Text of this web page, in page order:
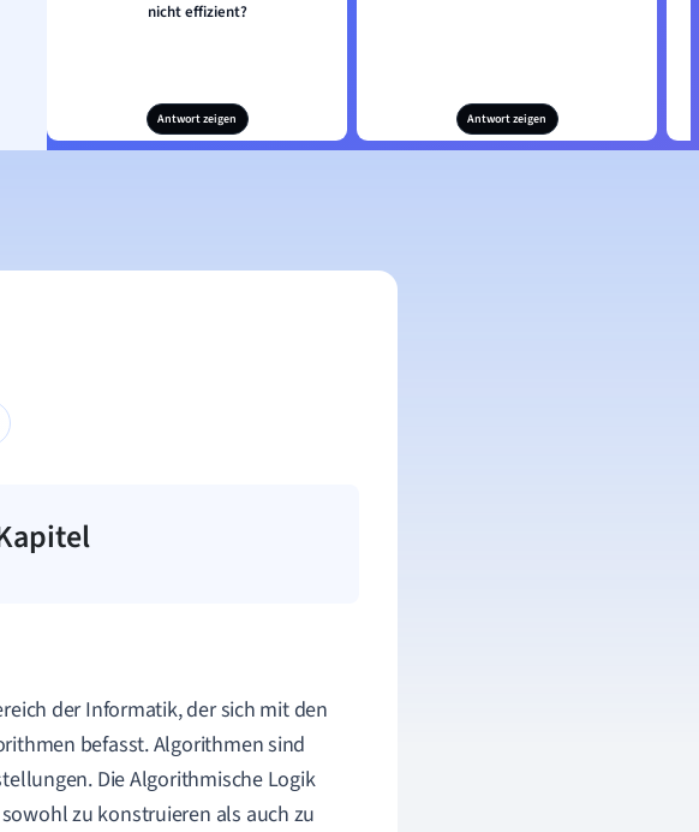
nicht effizient?
Antwort zeigen Antwort zeigen
der Informatik, der sich mit den
befasst. Algorithmen sind
Die Algorithmische Logik
zu konstruieren als auch zu